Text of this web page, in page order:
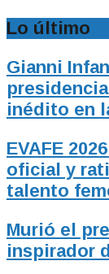
Lo último
Gianni
inédito en
EVAFE
oficial y
talento
Murió el
inspirador